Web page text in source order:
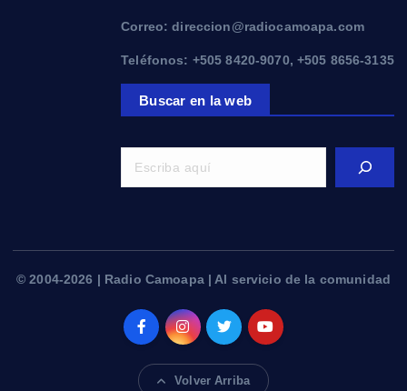
Correo: direccion@radiocamoapa.com
Teléfonos: +505 8420-9070, +505 8656-3135
Buscar en la web
© 2004-2026 | Radio Camoapa | Al servicio de la comunidad
Volver Arriba